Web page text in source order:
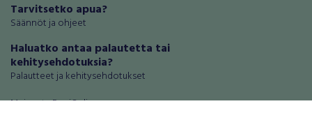
Tarvitsetko apua?
Säännöt ja ohjeet
Haluatko antaa palautetta tai
kehitysehdotuksia?
Palautteet ja kehitysehdotukset
Mainosta RegiOnlinessa